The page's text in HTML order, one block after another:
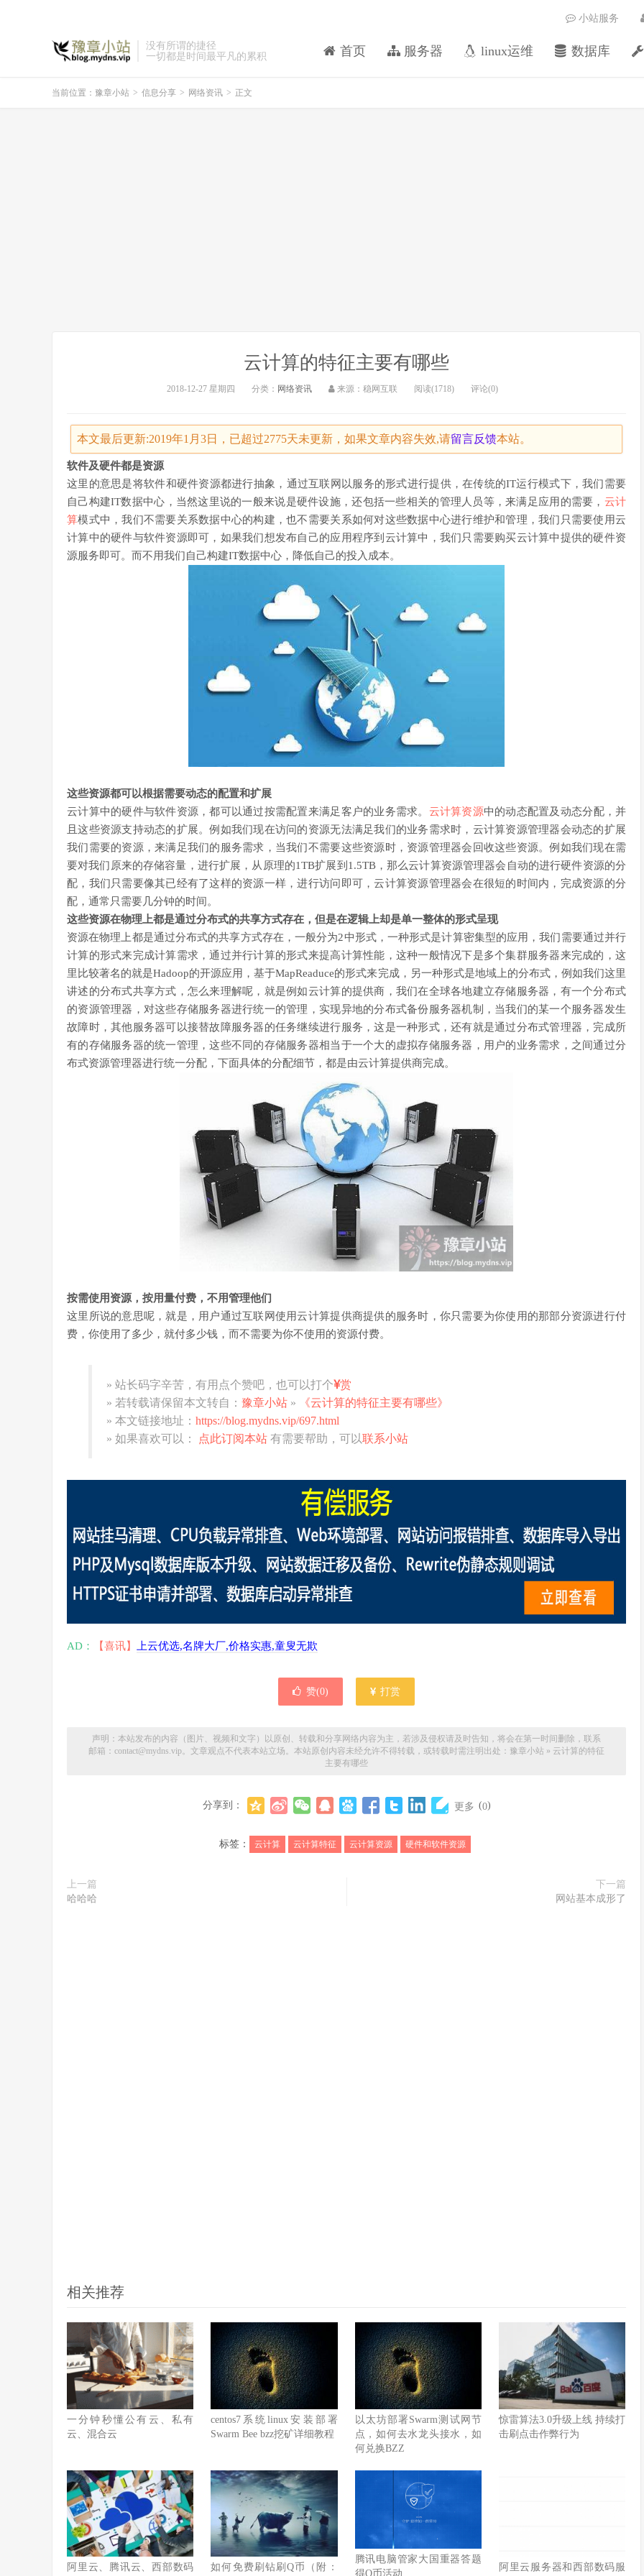
没有所谓的捷径
一切都是时间最平凡的累积
首页 服务器 linux运维 数据库
小站服务
当前位置： 豫章小站 > 信息分享 > 网络资讯 > 正文
云计算的特征主要有哪些
2018-12-27 星期四 分类： 网络资讯 来源：稳网互联 阅读(1718) 评论(0)
本文最后更新:2019年1月3日，已超过2775天未更新，如果文章内容失效,请留言反馈本站。
软件及硬件都是资源
这里的意思是将软件和硬件资源都进行抽象，通过互联网以服务的形式进行提供，在传统的IT运行模式下，我们需要
自己构建IT数据中心，当然这里说的一般来说是硬件设施，还包括一些相关的管理人员等，来满足应用的需要， 云计
算模式中，我们不需要关系数据中心的构建，也不需要关系如何对这些数据中心进行维护和管理，我们只需要使用云
计算中的硬件与软件资源即可，如果我们想发布自己的应用程序到云计算中，我们只需要购买云计算中提供的硬件资
源服务即可。而不用我们自己构建IT数据中心，降低自己的投入成本。
这些资源都可以根据需要动态的配置和扩展
云计算中的硬件与软件资源，都可以通过按需配置来满足客户的业务需求。 云计算资源中的动态配置及动态分配，并
且这些资源支持动态的扩展。例如我们现在访问的资源无法满足我们的业务需求时，云计算资源管理器会动态的扩展
我们需要的资源，来满足我们的服务需求，当我们不需要这些资源时，资源管理器会回收这些资源。例如我们现在需
要对我们原来的存储容量，进行扩展，从原理的1TB扩展到1.5TB，那么云计算资源管理器会自动的进行硬件资源的分
配，我们只需要像其已经有了这样的资源一样，进行访问即可，云计算资源管理器会在很短的时间内，完成资源的分
配，通常只需要几分钟的时间。
这些资源在物理上都是通过分布式的共享方式存在，但是在逻辑上却是单一整体的形式呈现
资源在物理上都是通过分布式的共享方式存在，一般分为2中形式，一种形式是计算密集型的应用，我们需要通过并行
计算的形式来完成计算需求，通过并行计算的形式来提高计算性能，这种一般情况下是多个集群服务器来完成的，这
里比较著名的就是Hadoop的开源应用，基于MapReaduce的形式来完成，另一种形式是地域上的分布式，例如我们这里
讲述的分布式共享方式，怎么来理解呢，就是例如云计算的提供商，我们在全球各地建立存储服务器，有一个分布式
的资源管理器，对这些存储服务器进行统一的管理，实现异地的分布式备份服务器机制，当我们的某一个服务器发生
故障时，其他服务器可以接替故障服务器的任务继续进行服务，这是一种形式，还有就是通过分布式管理器，完成所
有的存储服务器的统一管理，这些不同的存储服务器相当于一个大的虚拟存储服务器，用户的业务需求，之间通过分
布式资源管理器进行统一分配，下面具体的分配细节，都是由云计算提供商完成。
按需使用资源，按用量付费，不用管理他们
这里所说的意思呢，就是，用户通过互联网使用云计算提供商提供的服务时，你只需要为你使用的那部分资源进行付
费，你使用了多少，就付多少钱，而不需要为你不使用的资源付费。
» 站长码字辛苦，有用点个赞吧，也可以打个 赏
» 若转载请保留本文转自： 豫章小站 »
《云计算的特征主要有哪些》
» 本文链接地址： https://blog.mydns.vip/697.html
» 如果喜欢可以：
点此订阅本站 有需要帮助，可以联系小站
AD： 【喜讯】 上云优选,名牌大厂,价格实惠,童叟无欺
赞(0) 打赏
声明：本站发布的内容（图片、视频和文字）以原创、转载和分享网络内容为主，若涉及侵权请及时告知，将会在第一时间删除，联系
邮箱：contact@mydns.vip。文章观点不代表本站立场。本站原创内容未经允许不得转载，或转载时需注明出处： 豫章小站 » 云计算的特征
主要有哪些
分享到： 更多 (0)
标签： 云计算 云计算特征 云计算资源 硬件和软件资源
上一篇
哈哈哈
下一篇
网站基本成形了
相关推荐
一分钟秒懂公有云、私有
云、混合云
centos7系统linux安装部署
Swarm Bee bzz挖矿详细教程
以太坊部署Swarm测试网节
点，如何去水龙头接水，如
何兑换BZZ
惊雷算法3.0升级上线 持续打
击刷点击作弊行为
阿里云、腾讯云、西部数码
如何免费刷钻刷Q币（附：
腾讯电脑管家大国重器答题
得Q币活动
阿里云服务器和西部数码服